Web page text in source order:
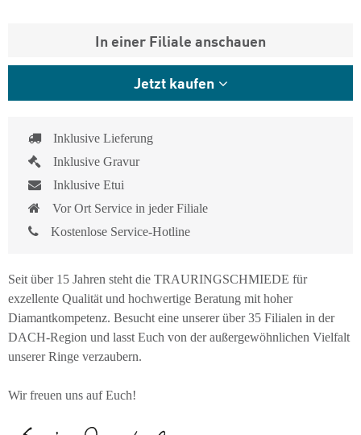
In einer Filiale anschauen
Jetzt kaufen
Inklusive Lieferung
Inklusive Gravur
Inklusive Etui
Vor Ort Service in jeder Filiale
Kostenlose Service-Hotline
Seit über 15 Jahren steht die TRAURINGSCHMIEDE für
exzellente Qualität und hochwertige Beratung mit hoher
Diamantkompetenz. Besucht eine unserer über 35 Filialen in der
DACH-Region und lasst Euch von der außergewöhnlichen Vielfalt
unserer Ringe verzaubern.
Wir freuen uns auf Euch!